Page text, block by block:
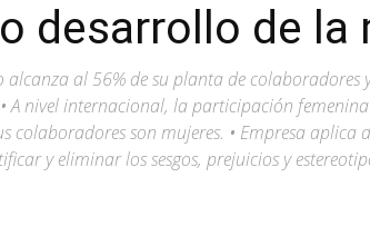
desarrollo de la
alcanza al 56% de su planta de colaboradores
A nivel internacional, la participación
colaboradores son mujeres. • Empresa aplica
y eliminar los sesgos, prejuicios y